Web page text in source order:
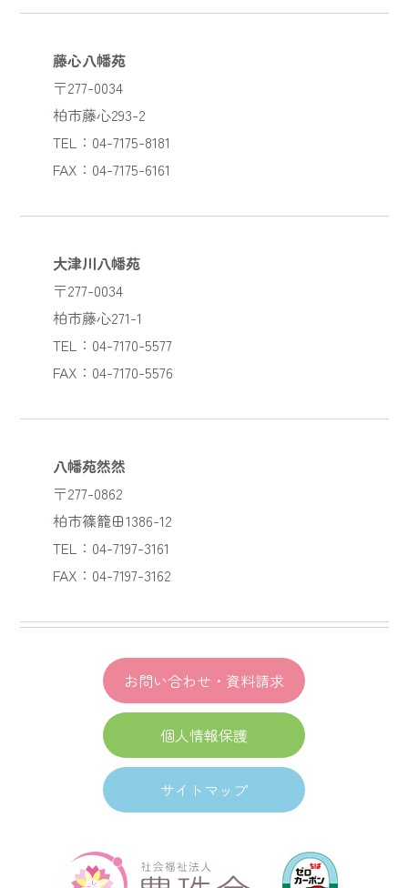
藤心八幡苑
〒277-0034
柏市藤心293-2
TEL：04-7175-8181
FAX：04-7175-6161
大津川八幡苑
〒277-0034
柏市藤心271-1
TEL：04-7170-5577
FAX：04-7170-5576
八幡苑然然
〒277-0862
柏市篠籠田1386-12
TEL：04-7197-3161
FAX：04-7197-3162
お問い合わせ・資料請求
個人情報保護
サイトマップ